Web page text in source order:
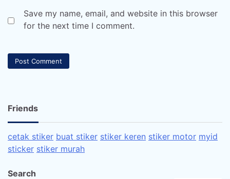
Save my name, email, and website in this browser
for the next time I comment.
Friends
cetak stiker buat stiker stiker keren stiker motor myid
sticker stiker murah
Search